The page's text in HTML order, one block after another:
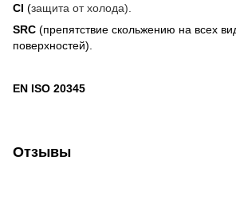
СI (защита от холода).
SRC (препятствие скольжению на всех
поверхностей).
EN ISO 20345
Отзывы